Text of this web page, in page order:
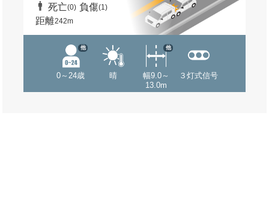
死亡(0) 負傷(1)
距離242m
0～24歳
他
晴
幅9.0～
13.0m
他
３灯式信号